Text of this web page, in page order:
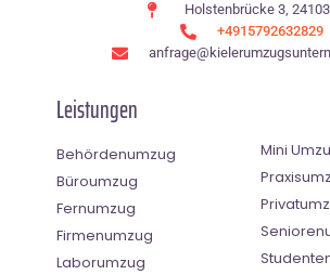
Holstenbrücke 3, 24103
+4915792632829
Leistungen
Behördenumzug
Büroumzug
Fernumzug
Firmenumzug
Laborumzug
Mini